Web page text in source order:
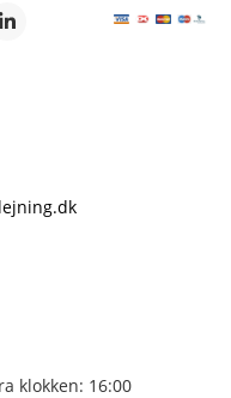
klokken: 16:00